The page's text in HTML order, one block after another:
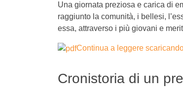
Una giornata preziosa e carica di
raggiunto la comunità, i bellesi,
essa, attraverso i più giovani e
Continua a leggere
Cronistoria di un